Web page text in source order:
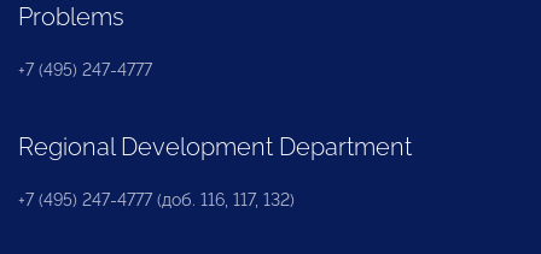
Problems
+7 (495) 247-4777
Regional Development Department
+7 (495) 247-4777 (доб. 116, 117, 132)